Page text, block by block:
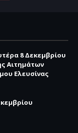
8 Δεκεμβρίου
Αιτημάτων
Ελευσίνας